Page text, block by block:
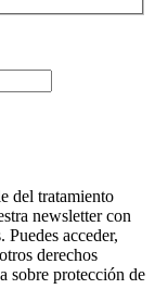
del tratamiento
newsletter con
Puedes acceder,
derechos
sobre protección de